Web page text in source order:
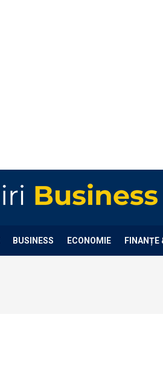
BUSINESS ECONOMIE FINANȚE